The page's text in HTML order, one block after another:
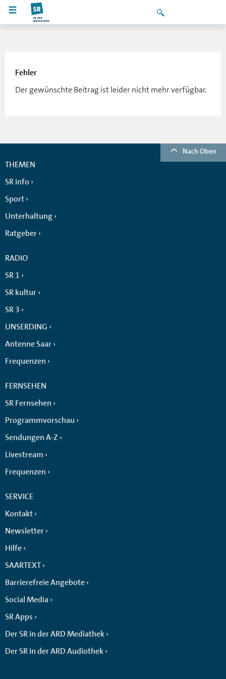
Fehler
Der gewünschte Beitrag ist leider nicht mehr verfügbar.
Nach Oben
THEMEN
SR info
Sport
Unterhaltung
Ratgeber
RADIO
SR 1
SR kultur
SR 3
UNSERDING
Antenne Saar
Frequenzen
FERNSEHEN
SR Fernsehen
Programmvorschau
Sendungen A-Z
Livestream
Frequenzen
SERVICE
Kontakt
Newsletter
Hilfe
SAARTEXT
Barrierefreie Angebote
Social Media
SR Apps
Der SR in der ARD Mediathek
Der SR in der ARD Audiothek